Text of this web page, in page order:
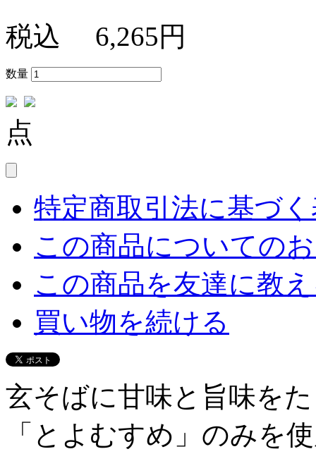
税込 6,265円
数量
点
特定商取引法に基づ
この商品についての
この商品を友達に教
買い物を続ける
玄そばに甘味と旨味を
「とよむすめ」のみを